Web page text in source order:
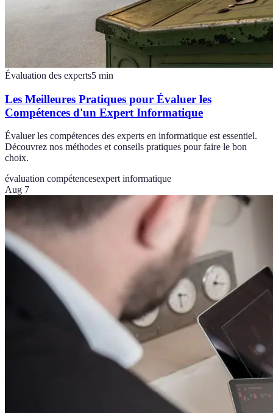
Évaluation des experts5 min
Les Meilleures Pratiques pour Évaluer les
Compétences d'un Expert Informatique
Évaluer les compétences des experts en informatique est essentiel.
Découvrez nos méthodes et conseils pratiques pour faire le bon
choix.
évaluation compétencesexpert informatique
Aug 7